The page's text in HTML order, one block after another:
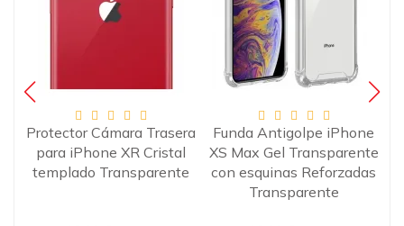
Protector Cámara Trasera
para iPhone XR Cristal
templado Transparente
Funda Antigolpe iPhone
XS Max Gel Transparente
con esquinas Reforzadas
Transparente